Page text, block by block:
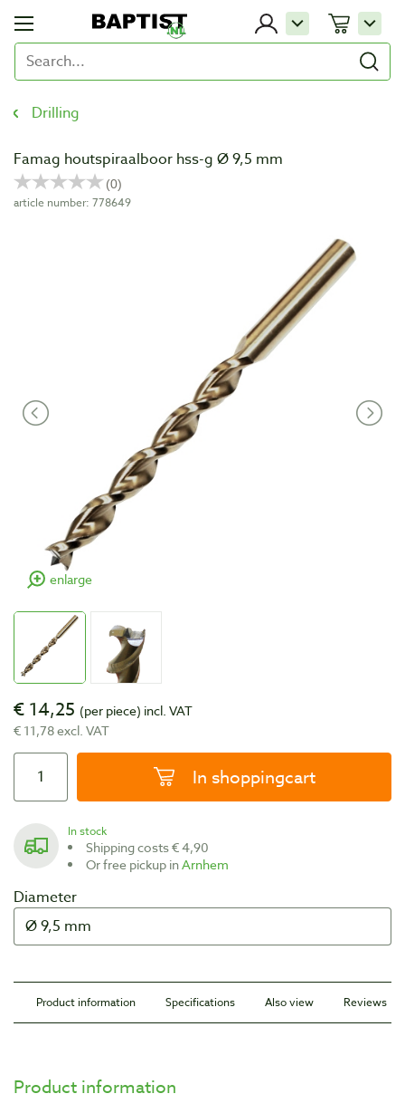
Drilling
Famag houtspiraalboor hss-g Ø 9,5 mm
article number: 778649
enlarge
€ 14,25 (per piece) incl. VAT
€ 11,78 excl. VAT
In shoppingcart
In stock
Shipping costs € 4,90
Or free pickup inArnhem
Diameter
Product information Specifications Also view Reviews
Product information